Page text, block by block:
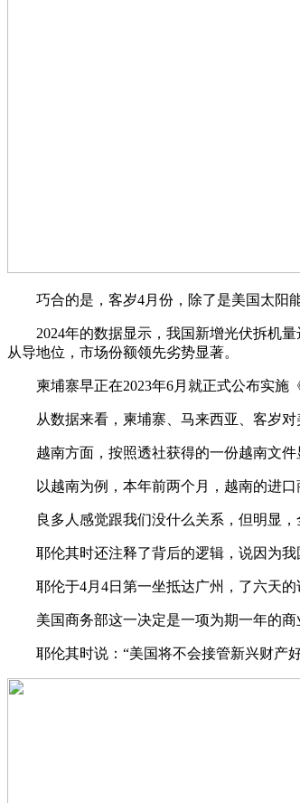
巧合的是，客岁4月份，除了是美国太阳能
2024年的数据显示，我国新增光伏拆机量
从导地位，市场份额领先劣势显著。
柬埔寨早正在2023年6月就正式公布实施《
从数据来看，柬埔寨、马来西亚、客岁对
越南方面，按照透社获得的一份越南文件
以越南为例，本年前两个月，越南的进口
良多人感觉跟我们没什么关系，但明显，
耶伦其时还注释了背后的逻辑，说因为我
耶伦于4月4日第一坐抵达广州，了六天的
美国商务部这一决定是一项为期一年的商
耶伦其时说：“美国将不会接管新兴财产好